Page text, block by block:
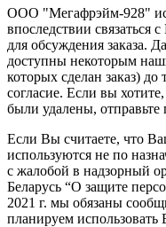
ООО "Мегафрэйм-928"
впоследствии связаться
для обсуждения заказа.
доступны некоторым
которых сделан заказ) до
согласие. Если вы
были удалены,
Если Вы считаете, что
используются не по
с жалобой в надзорный
Беларусь “О защите
2021 г. мы обязаны
планируем